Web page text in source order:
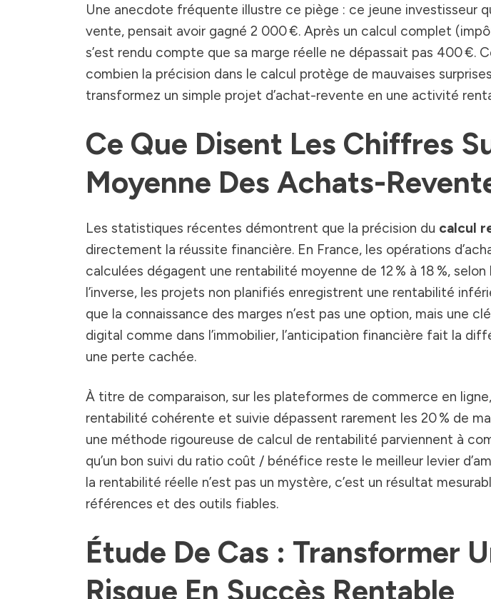
Une anecdote fréquente illustre ce piège : ce jeune investisseur
vente, pensait avoir gagné 2 000 €. Après un calcul complet
s’est rendu compte que sa marge réelle ne dépassait pas 400 €.
combien la précision dans le calcul protège de mauvaises
transformez un simple projet d’achat-revente en une activité
Ce Que Disent Les Chiffres
Moyenne Des Achats-
Les statistiques récentes démontrent que la précision du calcul
directement la réussite financière. En France, les opérations
calculées dégagent une rentabilité moyenne de 12 % à 18 %, selon
l’inverse, les projets non planifiés enregistrent une rentabilité
que la connaissance des marges n’est pas une option, mais une
digital comme dans l’immobilier, l’anticipation financière fait la
une perte cachée.
À titre de comparaison, sur les plateformes de commerce en
rentabilité cohérente et suivie dépassent rarement les 20 % de
une méthode rigoureuse de calcul de rentabilité parviennent à
qu’un bon suivi du ratio coût / bénéfice reste le meilleur levier
la rentabilité réelle n’est pas un mystère, c’est un résultat
références et des outils fiables.
Étude De Cas : Transformer
Risque En Succès Rentable